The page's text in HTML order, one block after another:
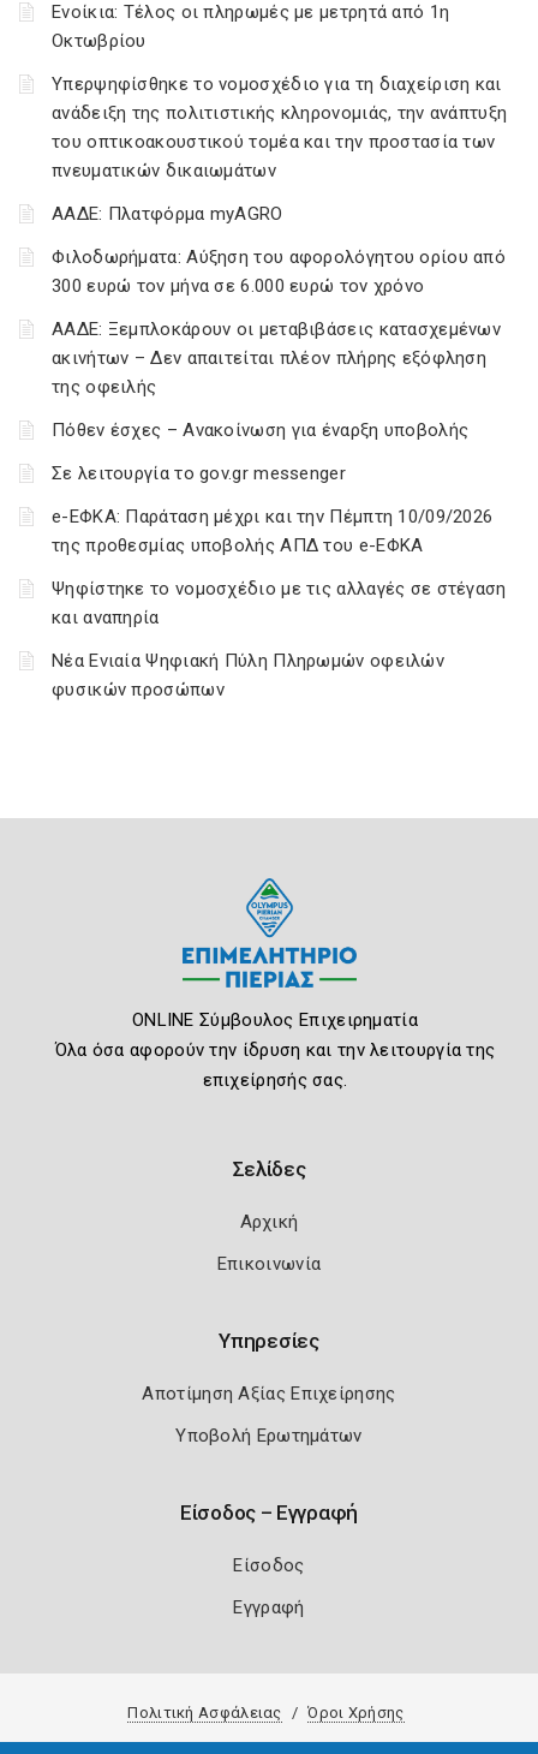
Ενοίκια: Τέλος οι πληρωμές με μετρητά από 1η
Οκτωβρίου
Υπερψηφίσθηκε το νομοσχέδιο για τη διαχείριση και
ανάδειξη της πολιτιστικής κληρονομιάς, την ανάπτυξη
του οπτικοακουστικού τομέα και την προστασία των
πνευματικών δικαιωμάτων
ΑΑΔΕ: Πλατφόρμα myAGRO
Φιλοδωρήματα: Αύξηση του αφορολόγητου ορίου από
300 ευρώ τον μήνα σε 6.000 ευρώ τον χρόνο
ΑΑΔΕ: Ξεμπλοκάρουν οι μεταβιβάσεις κατασχεμένων
ακινήτων – Δεν απαιτείται πλέον πλήρης εξόφληση
της οφειλής
Πόθεν έσχες – Ανακοίνωση για έναρξη υποβολής
Σε λειτουργία το gov.gr messenger
e-ΕΦΚΑ: Παράταση μέχρι και την Πέμπτη 10/09/2026
της προθεσμίας υποβολής ΑΠΔ του e-ΕΦΚΑ
Ψηφίστηκε το νομοσχέδιο με τις αλλαγές σε στέγαση
και αναπηρία
Νέα Ενιαία Ψηφιακή Πύλη Πληρωμών οφειλών
φυσικών προσώπων
ONLINE Σύμβουλος Επιχειρηματία
Όλα όσα αφορούν την ίδρυση και την λειτουργία της
επιχείρησής σας.
Σελίδες
Αρχική
Επικοινωνία
Υπηρεσίες
Αποτίμηση Αξίας Επιχείρησης
Υποβολή Ερωτημάτων
Είσοδος – Εγγραφή
Είσοδος
Εγγραφή
Πολιτική Ασφάλειας Όροι Χρήσης